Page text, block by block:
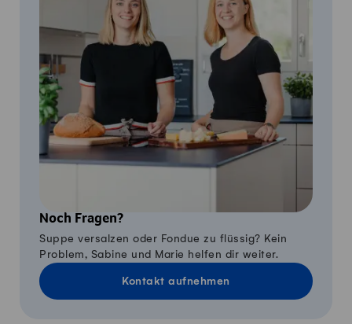
Noch Fragen?
Suppe versalzen oder Fondue zu flüssig? Kein
Problem, Sabine und Marie helfen dir weiter.
Kontakt aufnehmen